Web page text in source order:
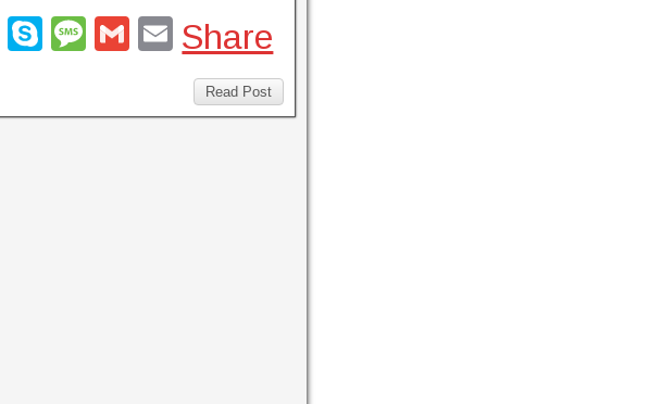
Li
S
M
G
E
m
ail
Share
Read Post